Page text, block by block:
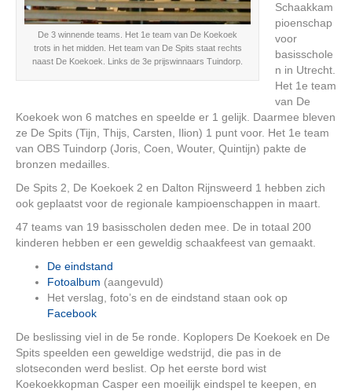
De 3 winnende teams. Het 1e team van De Koekoek
trots in het midden. Het team van De Spits staat rechts
naast De Koekoek. Links de 3e prijswinnaars Tuindorp.
Schaakkam
pioenschap
voor
basisschole
n in Utrecht.
Het 1e team
van De
Koekoek won 6 matches en speelde er 1 gelijk. Daarmee bleven
ze De Spits (Tijn, Thijs, Carsten, Ilion) 1 punt voor. Het 1e team
van OBS Tuindorp (Joris, Coen, Wouter, Quintijn) pakte de
bronzen medailles.
De Spits 2, De Koekoek 2 en Dalton Rijnsweerd 1 hebben zich
ook geplaatst voor de regionale kampioenschappen in maart.
47 teams van 19 basisscholen deden mee. De in totaal 200
kinderen hebben er een geweldig schaakfeest van gemaakt.
De eindstand
Fotoalbum (aangevuld)
Het verslag, foto’s en de eindstand staan ook op
Facebook
De beslissing viel in de 5e ronde. Koplopers De Koekoek en De
Spits speelden een geweldige wedstrijd, die pas in de
slotseconden werd beslist. Op het eerste bord wist
Koekoekkopman Casper een moeilijk eindspel te keepen, en